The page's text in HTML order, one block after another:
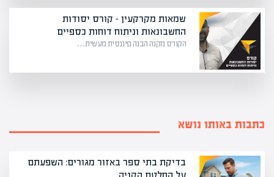
שמאות מקרקעין – קורס יסודות
החשבונאות וניתוח דוחות כספיים
הקורס מקנה הבנה פיננסית מעשית…
כתבות באותו נושא
בדיקת בתי ספר באזור מגורים: השפעתם